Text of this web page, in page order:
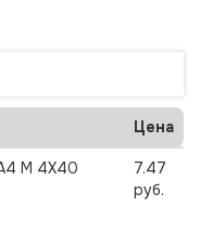
Цена
M 4X40
7.47
руб.